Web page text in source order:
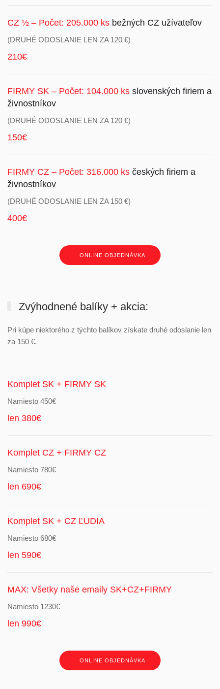
CZ ½ – Počet: 205.000 ks bežných CZ užívateľov
(DRUHÉ ODOSLANIE LEN ZA 120 €)
210€
FIRMY SK – Počet: 104.000 ks slovenských firiem a
živnostníkov
(DRUHÉ ODOSLANIE LEN ZA 120 €)
150€
FIRMY CZ – Počet: 316.000 ks českých firiem a
živnostníkov
(DRUHÉ ODOSLANIE LEN ZA 150 €)
400€
ONLINE OBJEDNÁVKA
Zvýhodnené balíky + akcia:
Pri kúpe niektorého z týchto balíkov získate druhé odoslanie len
za 150 €.
Komplet SK + FIRMY SK
Namiesto 450€
len 380€
Komplet CZ + FIRMY CZ
Namiesto 780€
len 690€
Komplet SK + CZ ĽUDIA
Namiesto 680€
len 590€
MAX: Všetky naše emaily SK+CZ+FIRMY
Namiesto 1230€
len 990€
ONLINE OBJEDNÁVKA